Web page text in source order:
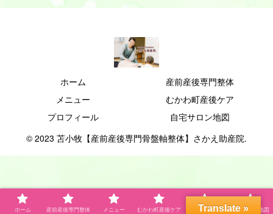
ホーム
産前産後専門整体
メニュー
むかわ町産後ケア
プロフィール
自宅サロン地図
© 2023 苫小牧【産前産後専門骨盤軸整体】さかえ助産院.
ホーム 産前産後専門整体 メニュー むかわ町産後ケア プロフィール 自宅サロン地図
Translate »